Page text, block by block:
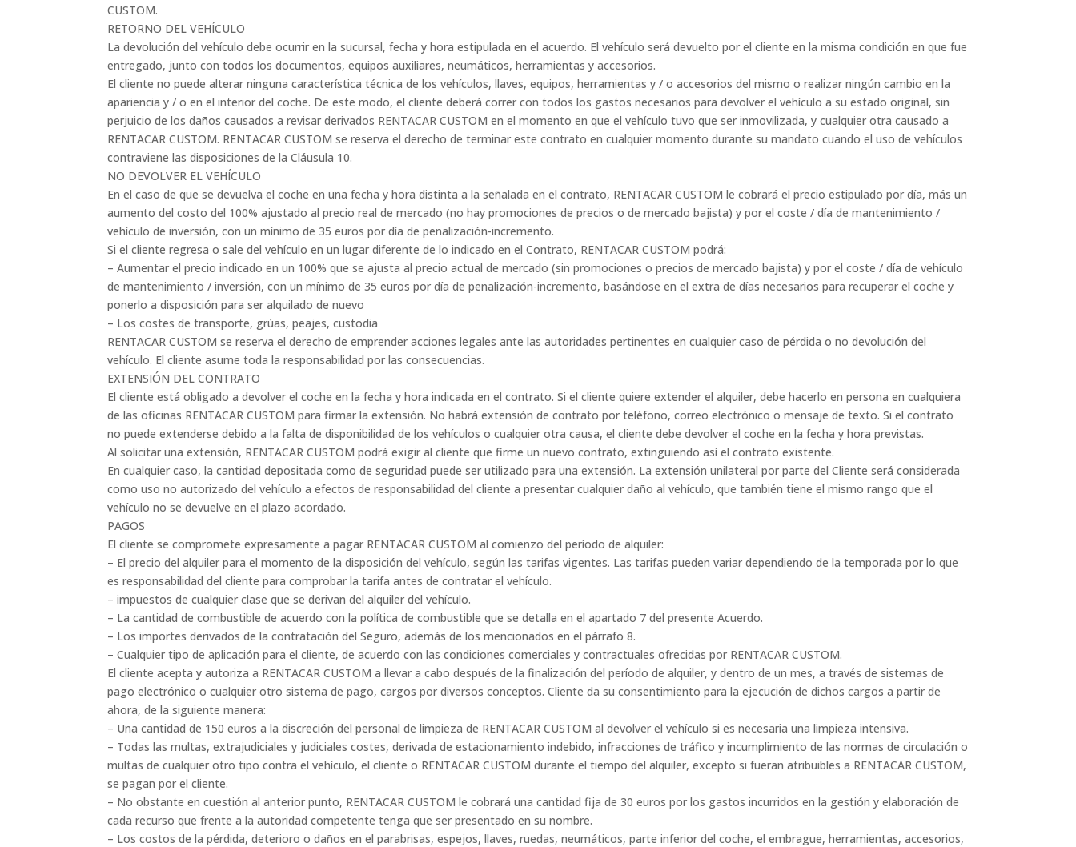
CUSTOM.
RETORNO DEL VEHÍCULO
La devolución del vehículo debe ocurrir en la sucursal, fecha y hora estipulada en el acuerdo. El vehículo será devuelto por el cliente en la misma condición en que fue
entregado, junto con todos los documentos, equipos auxiliares, neumáticos, herramientas y accesorios.
El cliente no puede alterar ninguna característica técnica de los vehículos, llaves, equipos, herramientas y / o accesorios del mismo o realizar ningún cambio en la
apariencia y / o en el interior del coche. De este modo, el cliente deberá correr con todos los gastos necesarios para devolver el vehículo a su estado original, sin
perjuicio de los daños causados ​​a revisar derivados RENTACAR CUSTOM en el momento en que el vehículo tuvo que ser inmovilizada, y cualquier otra causado a
RENTACAR CUSTOM. RENTACAR CUSTOM se reserva el derecho de terminar este contrato en cualquier momento durante su mandato cuando el uso de vehículos
contraviene las disposiciones de la Cláusula 10.
NO DEVOLVER EL VEHÍCULO
En el caso de que se devuelva el coche en una fecha y hora distinta a la señalada en el contrato, RENTACAR CUSTOM le cobrará el precio estipulado por día, más un
aumento del costo del 100% ajustado al precio real de mercado (no hay promociones de precios o de mercado bajista) y por el coste / día de mantenimiento /
vehículo de inversión, con un mínimo de 35 euros por día de penalización-incremento.
Si el cliente regresa o sale del vehículo en un lugar diferente de lo indicado en el Contrato, RENTACAR CUSTOM podrá:
– Aumentar el precio indicado en un 100% que se ajusta al precio actual de mercado (sin promociones o precios de mercado bajista) y por el coste / día de vehículo
de mantenimiento / inversión, con un mínimo de 35 euros por día de penalización-incremento, basándose en el extra de días necesarios para recuperar el coche y
ponerlo a disposición para ser alquilado de nuevo
– Los costes de transporte, grúas, peajes, custodia
RENTACAR CUSTOM se reserva el derecho de emprender acciones legales ante las autoridades pertinentes en cualquier caso de pérdida o no devolución del
vehículo. El cliente asume toda la responsabilidad por las consecuencias.
EXTENSIÓN DEL CONTRATO
El cliente está obligado a devolver el coche en la fecha y hora indicada en el contrato. Si el cliente quiere extender el alquiler, debe hacerlo en persona en cualquiera
de las oficinas RENTACAR CUSTOM para firmar la extensión. No habrá extensión de contrato por teléfono, correo electrónico o mensaje de texto. Si el contrato
no puede extenderse debido a la falta de disponibilidad de los vehículos o cualquier otra causa, el cliente debe devolver el coche en la fecha y hora previstas.
Al solicitar una extensión, RENTACAR CUSTOM podrá exigir al cliente que firme un nuevo contrato, extinguiendo así el contrato existente.
En cualquier caso, la cantidad depositada como de seguridad puede ser utilizado para una extensión. La extensión unilateral por parte del Cliente será considerada
como uso no autorizado del vehículo a efectos de responsabilidad del cliente a presentar cualquier daño al vehículo, que también tiene el mismo rango que el
vehículo no se devuelve en el plazo acordado.
PAGOS
El cliente se compromete expresamente a pagar RENTACAR CUSTOM al comienzo del período de alquiler:
– El precio del alquiler para el momento de la disposición del vehículo, según las tarifas vigentes. Las tarifas pueden variar dependiendo de la temporada por lo que
es responsabilidad del cliente para comprobar la tarifa antes de contratar el vehículo.
– impuestos de cualquier clase que se derivan del alquiler del vehículo.
– La cantidad de combustible de acuerdo con la política de combustible que se detalla en el apartado 7 del presente Acuerdo.
– Los importes derivados de la contratación del Seguro, además de los mencionados en el párrafo 8.
– Cualquier tipo de aplicación para el cliente, de acuerdo con las condiciones comerciales y contractuales ofrecidas por RENTACAR CUSTOM.
El cliente acepta y autoriza a RENTACAR CUSTOM a llevar a cabo después de la finalización del período de alquiler, y dentro de un mes, a través de sistemas de
pago electrónico o cualquier otro sistema de pago, cargos por diversos conceptos. Cliente da su consentimiento para la ejecución de dichos cargos a partir de
ahora, de la siguiente manera:
– Una cantidad de 150 euros a la discreción del personal de limpieza de RENTACAR CUSTOM al devolver el vehículo si es necesaria una limpieza intensiva.
– Todas las multas, extrajudiciales y judiciales costes, derivada de estacionamiento indebido, infracciones de tráfico y incumplimiento de las normas de circulación o
multas de cualquier otro tipo contra el vehículo, el cliente o RENTACAR CUSTOM durante el tiempo del alquiler, excepto si fueran atribuibles a RENTACAR CUSTOM,
se pagan por el cliente.
– No obstante en cuestión al anterior punto, RENTACAR CUSTOM le cobrará una cantidad fija de 30 euros por los gastos incurridos en la gestión y elaboración de
cada recurso que frente a la autoridad competente tenga que ser presentado en su nombre.
– Los costos de la pérdida, deterioro o daños en el parabrisas, espejos, llaves, ruedas, neumáticos, parte inferior del coche, el embrague, herramientas, accesorios,